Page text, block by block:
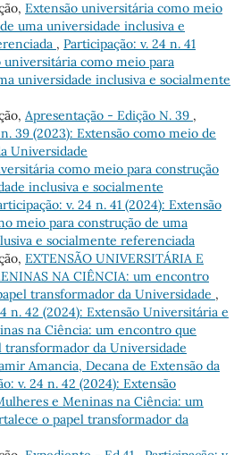
Extensão universitária como meio
uma universidade inclusiva e
, Participação: v. 24 n. 41
universitária como meio para
universidade inclusiva e socialmente
Apresentação - Edição N. 39 ,
39 (2023): Extensão como meio de
Universidade
como meio para construção
inclusiva e socialmente
v. 24 n. 41 (2024): Extensão
meio para construção de uma
e socialmente referenciada
EXTENSÃO UNIVERSITÁRIA E
NA CIÊNCIA: um encontro
transformador da Universidade ,
n. 42 (2024): Extensão Universitária e
na Ciência: um encontro que
transformador da Universidade
Amancia, Decana de Extensão da
v. 24 n. 42 (2024): Extensão
e Meninas na Ciência: um
o papel transformador da